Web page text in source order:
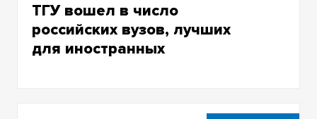
ТГУ вошел в число
российских вузов, лучших
для иностранных